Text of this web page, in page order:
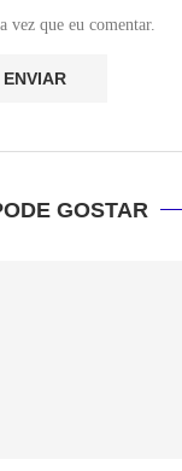
vez que eu comentar.
GOSTAR